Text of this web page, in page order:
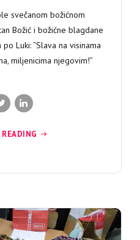
svečanom božićnom
Božić i božićne blagdane
Luki: “Slava na visinama
miljenicima njegovim!”